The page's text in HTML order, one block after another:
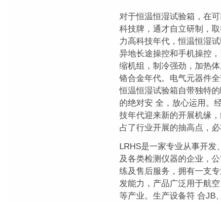
对于恒温恒湿试验箱，在
科技牌，通才自立研制，
力高科技年代，恒温恒湿
异地长途操控和手机操控
缩机组，制冷强劲，加热
铬合金年代。电气元器件
恒温恒湿试验箱自带独特
的绝对安 全，放心运用。
技年代迎来新的开展机缘
占了行业开展的抽高点，
LRHS是一家专业从事开发
及各类检测仪器的企业，
练及售后服务，拥有一支
发能力，产品广泛用于航
等产业。生产设备符 合JB